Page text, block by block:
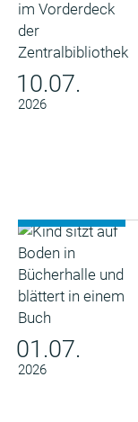
10.07.
2026
01.07.
2026